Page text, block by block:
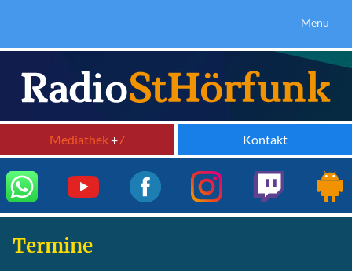
Menu
Mediathek+7 Kontakt
Termine